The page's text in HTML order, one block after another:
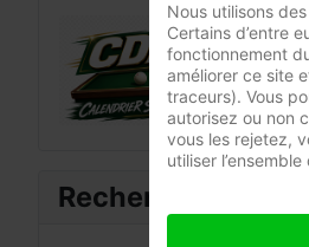
Recherche
Nous utilisons
Certains d’entre
fonctionnement
améliorer ce site
traceurs). Vous
autorisez ou non
vous les rejetez,
utiliser